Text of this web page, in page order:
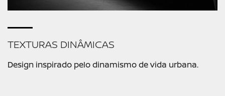
TEXTURAS DINÂMICAS
Design inspirado pelo dinamismo de vida urbana.